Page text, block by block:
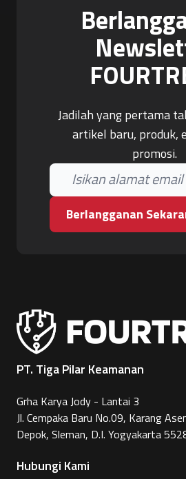
Jadilah yang pertama
artikel baru, produk,
promosi.
Berlangganan
PT. Tiga Pilar Keamanan
Grha Karya Jody - Lantai 3
Jl. Cempaka Baru No.09, Karang
Depok, Sleman, D.I. Yogyakarta
Hubungi Kami